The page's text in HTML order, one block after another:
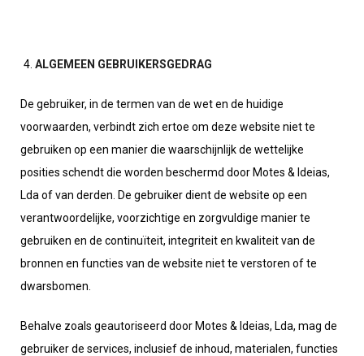
ALGEMEEN GEBRUIKERSGEDRAG
De gebruiker, in de termen van de wet en de huidige
voorwaarden, verbindt zich ertoe om deze website niet te
gebruiken op een manier die waarschijnlijk de wettelijke
posities schendt die worden beschermd door Motes & Ideias,
Lda of van derden. De gebruiker dient de website op een
verantwoordelijke, voorzichtige en zorgvuldige manier te
gebruiken en de continuïteit, integriteit en kwaliteit van de
bronnen en functies van de website niet te verstoren of te
dwarsbomen.
Behalve zoals geautoriseerd door Motes & Ideias, Lda, mag de
gebruiker de services, inclusief de inhoud, materialen, functies